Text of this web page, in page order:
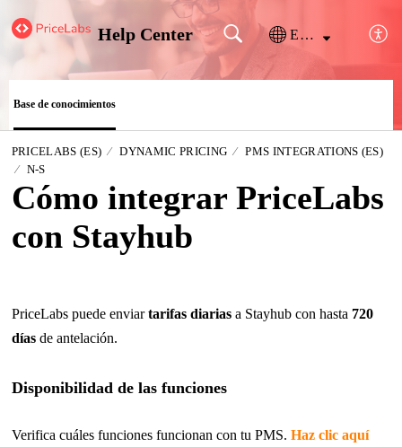
Help Center Español (España)
Base de conocimientos
PRICELABS (ES) DYNAMIC PRICING
PMS INTEGRATIONS (ES)
N-S
Cómo integrar PriceLabs
con Stayhub
PriceLabs puede enviartarifas diariasa Stayhub con hasta 720
díasde antelación.
Disponibilidad de las funciones
Verifica cuáles funciones funcionan con tu PMS. Haz clic aquí